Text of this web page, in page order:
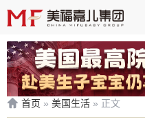
首页 » 美国生活 » 正文